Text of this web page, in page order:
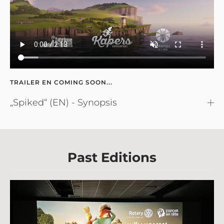
TRAILER EN COMING SOON...
„Spiked“ (EN) - Synopsis
Past Editions